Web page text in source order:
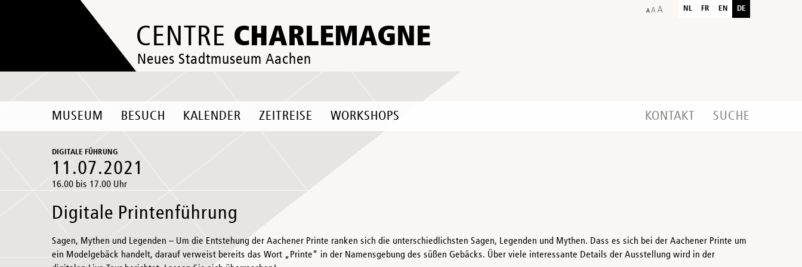
CENTRE CHARLEMAGNE
Neues Stadtmuseum Aachen
NL FR EN DE
MUSEUM BESUCH KALENDER ZEITREISE WORKSHOPS KONTAKT SUCHE
DIGITALE FÜHRUNG
11.07.2021
16.00 bis 17.00 Uhr
Digitale Printenführung
Sagen, Mythen und Legenden – Um die Entstehung der Aachener Printe ranken sich die unterschiedlichsten Sagen, Legenden und Mythen. Dass es sich bei der Aachener Printe um
ein Modelgebäck handelt, darauf verweist bereits das Wort „Printe“ in der Namensgebung des süßen Gebäcks. Über viele interessante Details der Ausstellung wird in der